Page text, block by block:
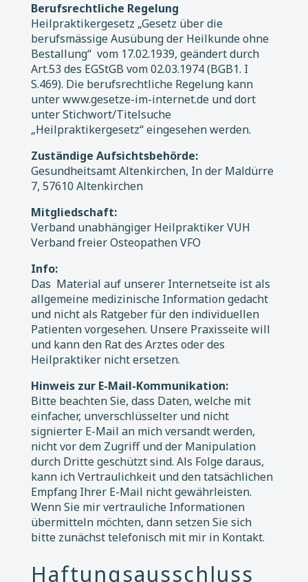
Berufsrechtliche Regelung
Heilpraktikergesetz „Gesetz über die
berufsmässige Ausübung der Heilkunde ohne
Bestallung“ vom 17.02.1939, geändert durch
Art.53 des EGStGB vom 02.03.1974 (BGB1. I
S.469). Die berufsrechtliche Regelung kann
unter www.gesetze-im-internet.de und dort
unter Stichwort/Titelsuche
„Heilpraktikergesetz“ eingesehen werden.
Zuständige Aufsichtsbehörde:
Gesundheitsamt Altenkirchen, In der Maldürre
7, 57610 Altenkirchen
Mitgliedschaft:
Verband unabhängiger Heilpraktiker VUH
Verband freier Osteopathen VFO
Info:
Das Material auf unserer Internetseite ist als
allgemeine medizinische Information gedacht
und nicht als Ratgeber für den individuellen
Patienten vorgesehen. Unsere Praxisseite will
und kann den Rat des Arztes oder des
Heilpraktiker nicht ersetzen.
Hinweis zur E-Mail-Kommunikation:
Bitte beachten Sie, dass Daten, welche mit
einfacher, unverschlüsselter und nicht
signierter E-Mail an mich versandt werden,
nicht vor dem Zugriff und der Manipulation
durch Dritte geschützt sind. Als Folge daraus,
kann ich Vertraulichkeit und den tatsächlichen
Empfang Ihrer E-Mail nicht gewährleisten.
Wenn Sie mir vertrauliche Informationen
übermitteln möchten, dann setzen Sie sich
bitte zunächst telefonisch mit mir in Kontakt.
Haftungsausschluss